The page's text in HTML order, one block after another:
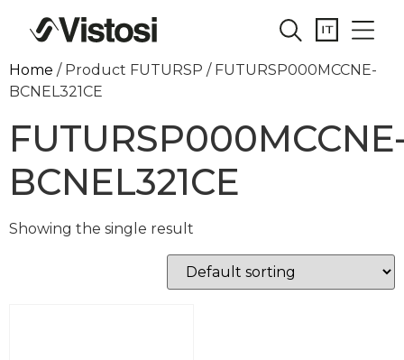
Home / Product FUTURSP / FUTURSP000MCCNE-
BCNEL321CE
BCNEL321CE
Showing the single result